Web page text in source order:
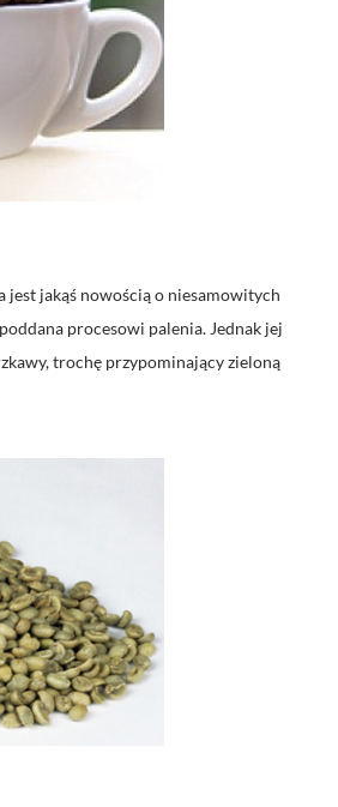
jest jakąś nowością o niesamowitych
procesowi palenia. Jednak jej
trochę przypominający zieloną